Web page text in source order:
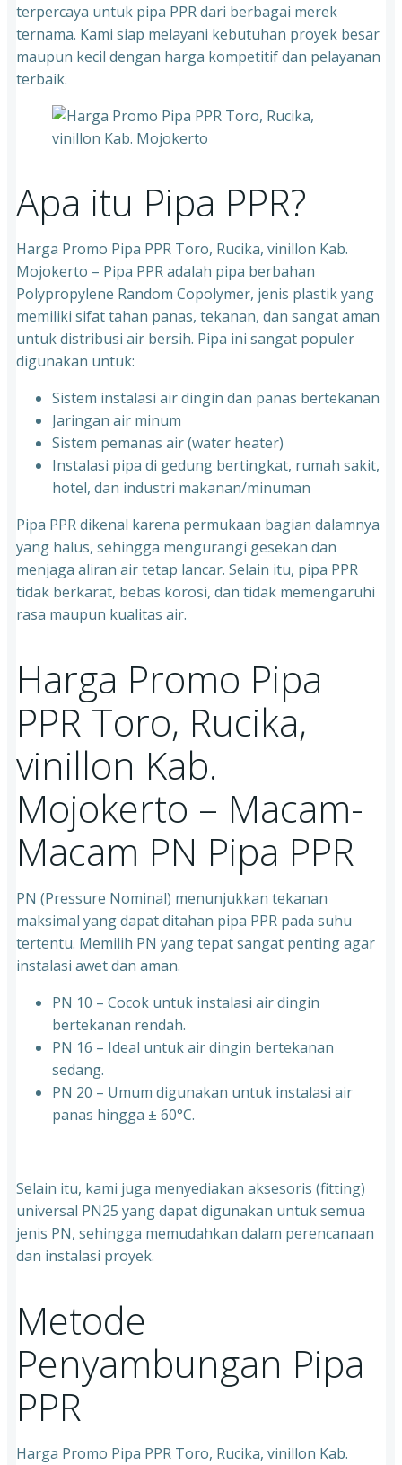
terpercaya untuk pipa PPR dari berbagai merek
ternama. Kami siap melayani kebutuhan proyek besar
maupun kecil dengan harga kompetitif dan pelayanan
terbaik.
Apa itu Pipa PPR?
Harga Promo Pipa PPR Toro, Rucika, vinillon Kab.
Mojokerto – Pipa PPR adalah pipa berbahan
Polypropylene Random Copolymer, jenis plastik yang
memiliki sifat tahan panas, tekanan, dan sangat aman
untuk distribusi air bersih. Pipa ini sangat populer
digunakan untuk:
Sistem instalasi air dingin dan panas bertekanan
⁠Jaringan air minum
⁠Sistem pemanas air (water heater)
⁠Instalasi pipa di gedung bertingkat, rumah sakit,
hotel, dan industri makanan/minuman
Pipa PPR dikenal karena permukaan bagian dalamnya
yang halus, sehingga mengurangi gesekan dan
menjaga aliran air tetap lancar. Selain itu, pipa PPR
tidak berkarat, bebas korosi, dan tidak memengaruhi
rasa maupun kualitas air.
Harga Promo Pipa
PPR Toro, Rucika,
vinillon Kab.
Mojokerto – Macam-
Macam PN Pipa PPR
PN (Pressure Nominal) menunjukkan tekanan
maksimal yang dapat ditahan pipa PPR pada suhu
tertentu. Memilih PN yang tepat sangat penting agar
instalasi awet dan aman.
PN 10 – Cocok untuk instalasi air dingin
bertekanan rendah.
⁠PN 16 – Ideal untuk air dingin bertekanan
sedang.
⁠PN 20 – Umum digunakan untuk instalasi air
panas hingga ± 60°C.
Selain itu, kami juga menyediakan aksesoris (fitting)
universal PN25 yang dapat digunakan untuk semua
jenis PN, sehingga memudahkan dalam perencanaan
dan instalasi proyek.
Metode
Penyambungan Pipa
PPR
Harga Promo Pipa PPR Toro, Rucika, vinillon Kab.